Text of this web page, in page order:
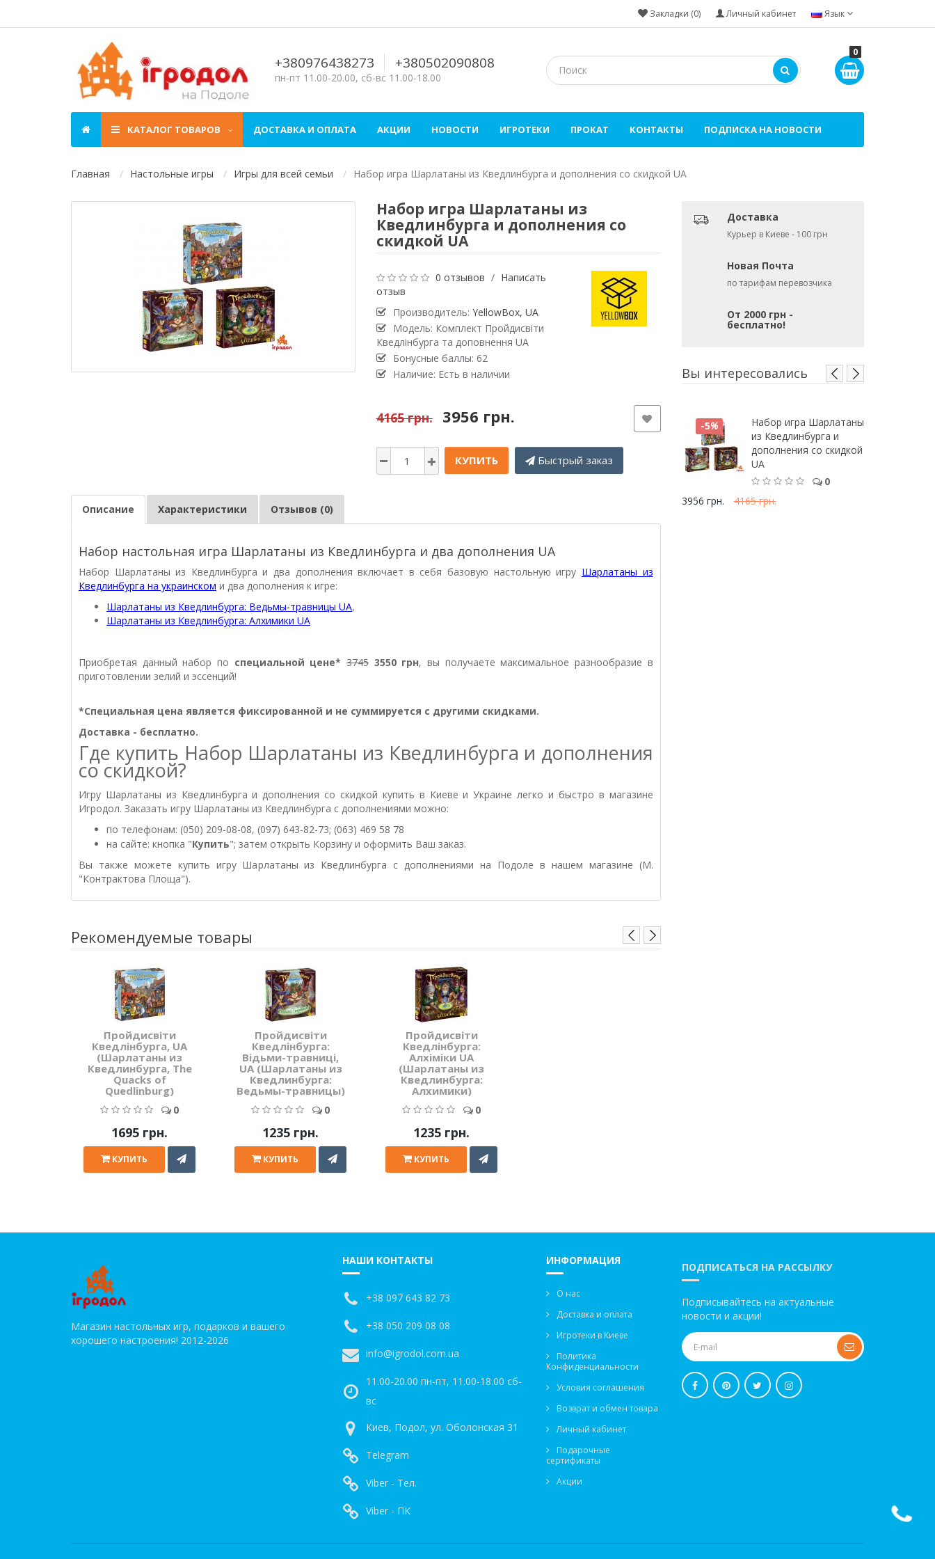
Язык
Личный кабинет
Закладки (0)
+380976438273 +380502090808
пн-пт 11.00-20.00, сб-вс 11.00-18.00
0
КАТАЛОГ ТОВАРОВ ДОСТАВКА И ОПЛАТА АКЦИИ НОВОСТИ ИГРОТЕКИ ПРОКАТ КОНТАКТЫ ПОДПИСКА НА НОВОСТИ
Главная Настольные игры Игры для всей семьи Набор игра Шарлатаны из Кведлинбурга и дополнения со скидкой UA
Набор игра Шарлатаны из
Кведлинбурга и дополнения со
скидкой UA
0 отзывов / Написать
отзыв
Производитель: YellowBox, UA
Модель: Комплект Пройдисвіти
Кведлінбурга та доповнення UA
Бонусные баллы: 62
Наличие: Есть в наличии
4165 грн. 3956 грн.
КУПИТЬ Быстрый заказ
Описание Характеристики Отзывов (0)
Набор настольная игра Шарлатаны из Кведлинбурга и два дополнения UA
Набор Шарлатаны из Кведлинбурга и два дополнения включает в себя базовую настольную игру Шарлатаны из
Кведлинбурга на украинском и два дополнения к игре:
Шарлатаны из Кведлинбурга: Ведьмы-травницы UA,
Шарлатаны из Кведлинбурга: Алхимики UA
Приобретая данный набор по специальной цене* 3745 3550грн, вы получаете максимальное разнообразие в
приготовлении зелий и эссенций!
*Специальная цена является фиксированной и не суммируется с другими скидками.
Доставка - бесплатно.
Где купить Набор Шарлатаны из Кведлинбурга и дополнения
со скидкой?
Игру Шарлатаны из Кведлинбурга и дополнения со скидкой купить в Киеве и Украине легко и быстро в магазине
Игродол. Заказать игру Шарлатаны из Кведлинбурга с дополнениями можно:
по телефонам: (050) 209-08-08, (097) 643-82-73; (063) 469 58 78
на сайте: кнопка "Купить"; затем открыть Корзину и оформить Ваш заказ.
Вы также можете купить игру Шарлатаны из Кведлинбурга с дополнениями на Подоле в нашем магазине (М.
"Контрактова Площа").
Рекомендуемые товары
Пройдисвіти
Кведлінбурга, UA
(Шарлатаны из
Кведлинбурга, The
Quacks of
Quedlinburg)
0
1695 грн.
КУПИТЬ
Пройдисвіти
Кведлінбурга:
Відьми-травниці,
UA (Шарлатаны из
Кведлинбурга:
Ведьмы-травницы)
0
1235 грн.
КУПИТЬ
Пройдисвіти
Кведлінбурга:
Алхіміки UA
(Шарлатаны из
Кведлинбурга:
Алхимики)
0
1235 грн.
КУПИТЬ
Доставка
Курьер в Киеве - 100 грн
Новая Почта
по тарифам перевозчика
От 2000 грн -
бесплатно!
Вы интересовались
Набор игра Шарлатаны
из Кведлинбурга и
дополнения со скидкой
UA
0
3956 грн.
4165 грн.
-5%
Магазин настольных игр, подарков и вашего
хорошего настроения! 2012-2026
НАШИ КОНТАКТЫ
+38 097 643 82 73
+38 050 209 08 08
info@igrodol.com.ua
11.00-20.00 пн-пт, 11.00-18.00 сб-
вс
Киев, Подол, ул. Оболонская 31
Telegram
Viber - Тел.
Viber - ПК
ИНФОРМАЦИЯ
О нас
Доставка и оплата
Игротеки в Киеве
Политика
Конфиденциальности
Условия соглашения
Возврат и обмен товара
Личный кабинет
Подарочные
сертификаты
Акции
ПОДПИСАТЬСЯ НА РАССЫЛКУ
Подписывайтесь на актуальные
новости и акции!